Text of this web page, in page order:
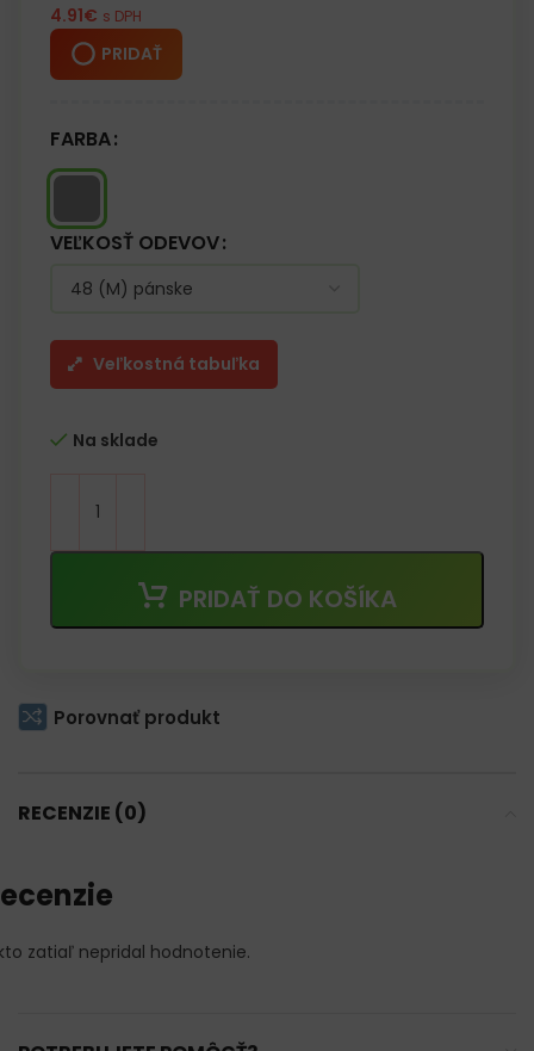
4.91€ s DPH
PRIDAŤ
FARBA
VEĽKOSŤ ODEVOV
Veľkostná tabuľka
Na sklade
PRIDAŤ DO KOŠÍKA
Porovnať produkt
RECENZIE (0)
zatiaľ nepridal hodnotenie.